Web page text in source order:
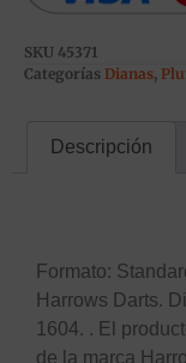
SKU 45371
Categorías Dianas,
Descripción
Formato:
Harrows Darts.
1604. . El
de la marca